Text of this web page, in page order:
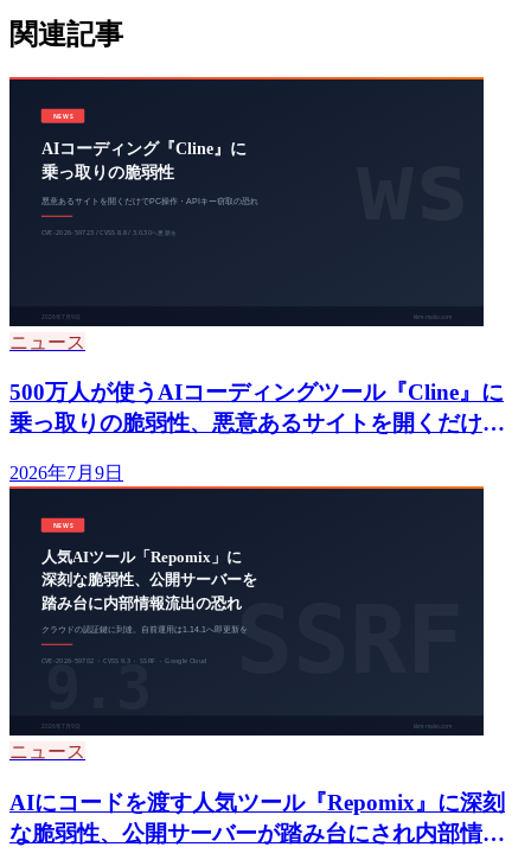
関連記事
ニュース
500万人が使うAIコーディングツール『Cline』に
乗っ取りの脆弱性、悪意あるサイトを開くだけで
3.0.30へ更新を
2026年7月9日
ニュース
AIにコードを渡す人気ツール『Repomix』に深刻
な脆弱性、公開サーバーが踏み台にされ内部情報